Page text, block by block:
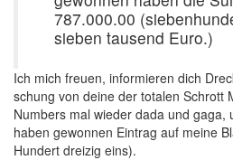
787.000.00
sieben tausend Euro.)
Ich mich freuen, informieren dich
schung von deine der totalen Schrott
Numbers mal wieder dada und gaga,
haben gewonnen Eintrag auf meine
Hundert dreizig eins).